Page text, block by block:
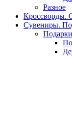
Разное
Кроссворды.
Сувениры.